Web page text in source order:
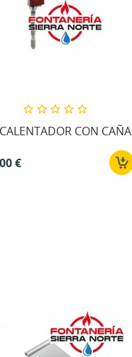
CON CAÑA
€